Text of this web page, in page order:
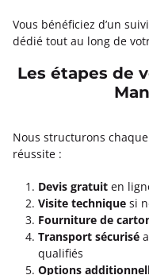
Vous bénéficiez d’un
dédié tout au long de
Les étapes de
Nous structurons
réussite :
Devis gratuit en
Visite technique si
Fourniture de
Transport sécurisé
qualifiés
Options